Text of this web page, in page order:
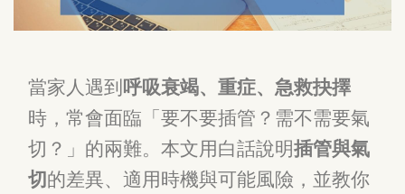
當家人遇到呼吸衰竭、重症、急救抉擇
時，常會面臨「要不要插管？需不需要氣
切？」的兩難。本文用白話說明插管與氣
切的差異、適用時機與可能風險，並教你